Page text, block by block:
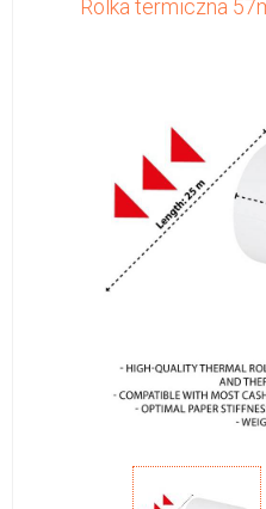
Rolka termiczna